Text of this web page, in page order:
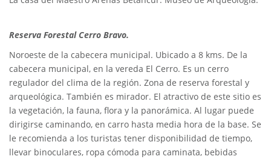
Reserva Forestal Cerro Bravo.
Noroeste de la cabecera municipal. Ubicado a 8 kms. De la
cabecera municipal, en la vereda El Cerro. Es un cerro
regulador del clima de la región. Zona de reserva forestal y
arqueológica. También es mirador. El atractivo de este sitio es
la vegetación, la fauna, flora y la panorámica. Al lugar puede
dirigirse caminando, en carro hasta media hora de la base. Se
le recomienda a los turistas tener disponibilidad de tiempo,
llevar binoculares, ropa cómoda para caminata, bebidas